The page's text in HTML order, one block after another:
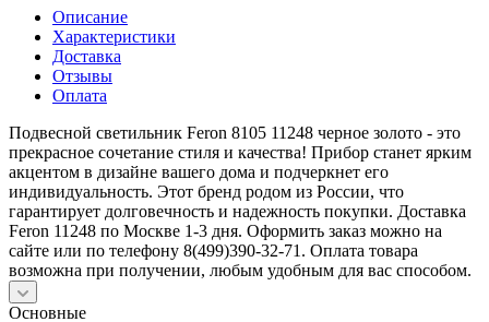
Описание
Характеристики
Доставка
Отзывы
Оплата
Подвесной светильник Feron 8105 11248 черное золото - это
прекрасное сочетание стиля и качества! Прибор станет ярким
акцентом в дизайне вашего дома и подчеркнет его
индивидуальность. Этот бренд родом из России, что
гарантирует долговечность и надежность покупки. Доставка
Feron 11248 по Москве 1-3 дня. Оформить заказ можно на
сайте или по телефону 8(499)390-32-71. Оплата товара
возможна при получении, любым удобным для вас способом.
Основные